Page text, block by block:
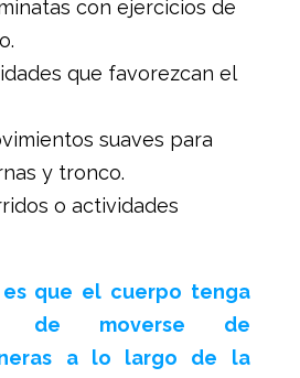
con ejercicios de
que favorezcan el
suaves para
y tronco.
o actividades
que el cuerpo tenga
de moverse de
a lo largo de la